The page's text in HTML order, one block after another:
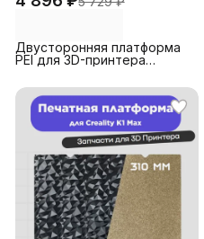
Двусторонняя платформа
PEI для 3D-принтера